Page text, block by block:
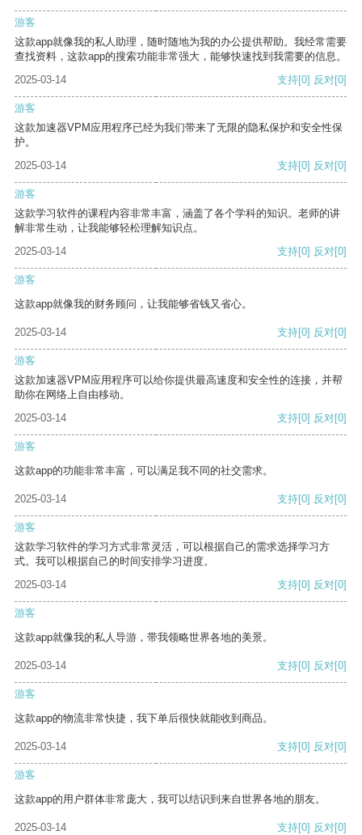
游客
这款app就像我的私人助理，随时随地为我的办公提供帮助。我经常需要
查找资料，这款app的搜索功能非常强大，能够快速找到我需要的信息。
2025-03-14
支持[0] 反对[0]
游客
这款加速器VPM应用程序已经为我们带来了无限的隐私保护和安全性保
护。
2025-03-14
支持[0] 反对[0]
游客
这款学习软件的课程内容非常丰富，涵盖了各个学科的知识。老师的讲
解非常生动，让我能够轻松理解知识点。
2025-03-14
支持[0] 反对[0]
游客
这款app就像我的财务顾问，让我能够省钱又省心。
2025-03-14 支持[0] 反对[0]
游客
这款加速器VPM应用程序可以给你提供最高速度和安全性的连接，并帮
助你在网络上自由移动。
2025-03-14
支持[0] 反对[0]
游客
这款app的功能非常丰富，可以满足我不同的社交需求。
2025-03-14 支持[0] 反对[0]
游客
这款学习软件的学习方式非常灵活，可以根据自己的需求选择学习方
式。我可以根据自己的时间安排学习进度。
2025-03-14
支持[0] 反对[0]
游客
这款app就像我的私人导游，带我领略世界各地的美景。
2025-03-14 支持[0] 反对[0]
游客
这款app的物流非常快捷，我下单后很快就能收到商品。
2025-03-14 支持[0] 反对[0]
游客
这款app的用户群体非常庞大，我可以结识到来自世界各地的朋友。
2025-03-14 支持[0] 反对[0]